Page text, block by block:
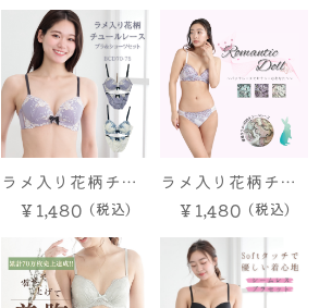
ップ ブラ＆ショー
ショーツ
ラメ入り花柄チュ
ールレース ブラ
＆ショーツ
￥1,480
ラメ入り花柄チュ
ールレースペア
￥1,480